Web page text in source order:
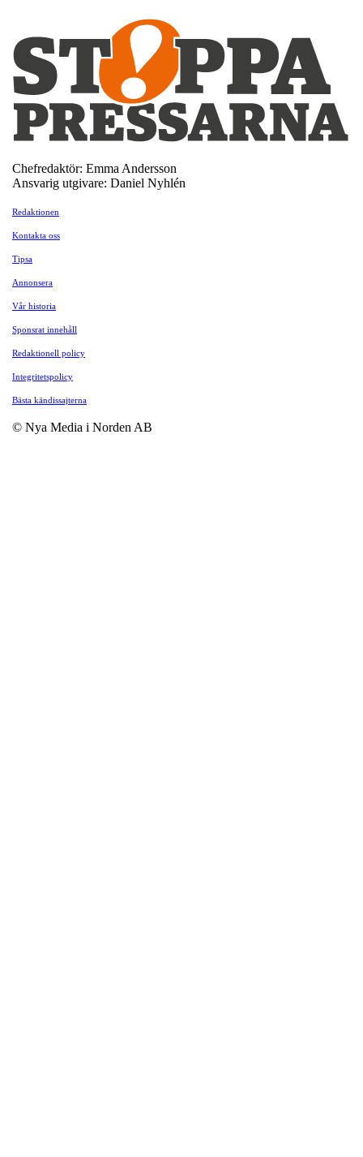
Chefredaktör: Emma Andersson
Ansvarig utgivare: Daniel Nyhlén
Redaktionen
Kontakta oss
Tipsa
Annonsera
Vår historia
Sponsrat innehåll
Redaktionell policy
Integritetspolicy
Bästa kändissajterna
© Nya Media i Norden AB